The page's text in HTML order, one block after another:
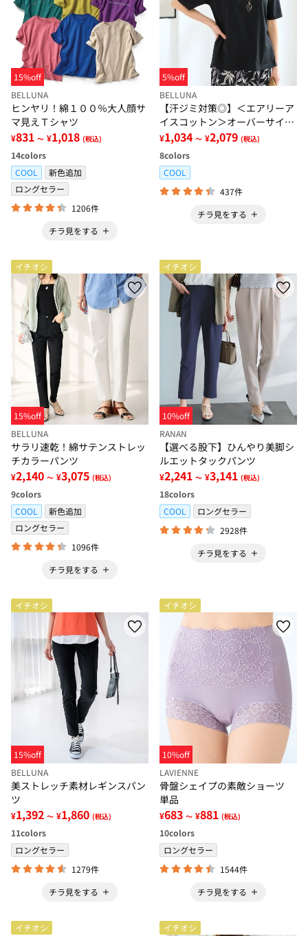
15%off
BELLUNA
ヒンヤリ！綿１００％大人顔サ
マ見えＴシャツ
¥831 ～ ¥1,018 (税込)
14colors
COOL
新色追加
ロングセラー
1206件
チラ見をする
5%off
BELLUNA
【汗ジミ対策◎】＜エアリーア
イスコットン＞オーバーサイズ
Ｔシャツ【選べる袖丈】
¥1,034 ～ ¥2,079 (税込)
8colors
COOL
437件
チラ見をする
イチオシ
15%off
BELLUNA
サラリ速乾！綿サテンストレッ
チカラーパンツ
¥2,140 ～ ¥3,075 (税込)
9colors
COOL
新色追加
ロングセラー
1096件
チラ見をする
イチオシ
10%off
RANAN
【選べる股下】ひんやり美脚シ
ルエットタックパンツ
¥2,241 ～ ¥3,141 (税込)
18colors
COOL
ロングセラー
2928件
チラ見をする
イチオシ
15%off
BELLUNA
美ストレッチ素材レギンスパン
ツ
¥1,392 ～ ¥1,860 (税込)
11colors
ロングセラー
1279件
チラ見をする
イチオシ
10%off
LAVIENNE
骨盤シェイプの素敵ショーツ
単品
¥683 ～ ¥881 (税込)
10colors
ロングセラー
1544件
チラ見をする
イチオシ イチオシ